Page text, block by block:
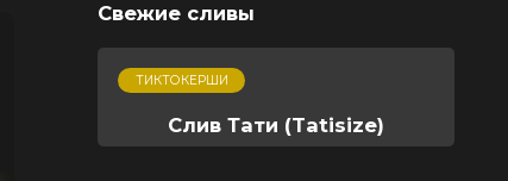
Свежие сливы
ТИКТОКЕРШИ
Слив Тати (Tatisize)